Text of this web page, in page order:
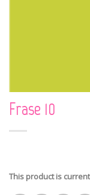
Frase 10
This product is